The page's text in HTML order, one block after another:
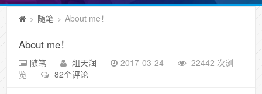
> 随笔 > About me！
About me！
随笔 俎天润 2017-03-24
22442 次浏
览
82个评论